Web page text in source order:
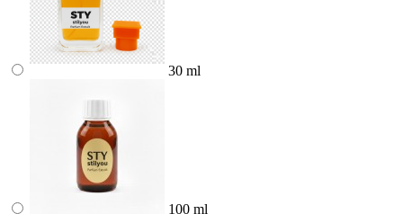
30 ml
100 ml